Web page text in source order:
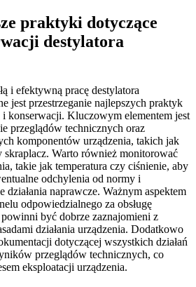
praktyki dotyczące
destylatora
i efektywną pracę destylatora
jest przestrzeganie najlepszych praktyk
i konserwacji. Kluczowym elementem jest
przeglądów technicznych oraz
komponentów urządzenia, takich jak
skraplacz. Warto również monitorować
takie jak temperatura czy ciśnienie, aby
odchylenia od normy i
naprawcze. Ważnym aspektem
odpowiedzialnego za obsługę
być dobrze zaznajomieni z
działania urządzenia. Dodatkowo
dotyczącej wszystkich działań
przeglądów technicznych, co
eksploatacji urządzenia.